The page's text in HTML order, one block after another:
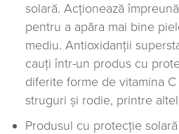
solară. Acționează
pentru a apăra mai bine
mediu. Antioxidanții
cauți într-un produs cu
diferite forme de vitamina
struguri și rodie, printre
Produsul cu protecție